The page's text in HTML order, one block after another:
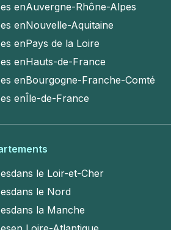
enAuvergne-Rhône-Alpes
enNouvelle-Aquitaine
enPays de la Loire
enHauts-de-France
enBourgogne-Franche-Comté
enÎle-de-France
dans le Loir-et-Cher
dans le Nord
dans la Manche